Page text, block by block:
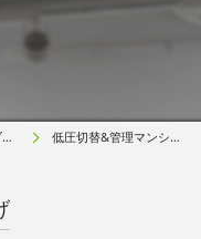
低圧切替&管理マンション仕上げ